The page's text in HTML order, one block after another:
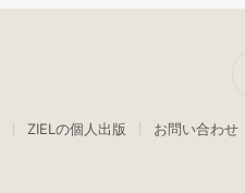
ZIELの個人出版 お問い合わせ